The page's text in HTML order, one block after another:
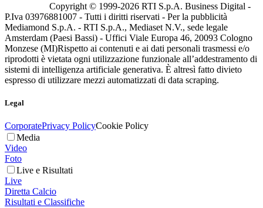
Copyright © 1999-2026 RTI S.p.A. Business Digital -
P.Iva 03976881007 - Tutti i diritti riservati - Per la pubblicità
Mediamond S.p.A. - RTI S.p.A., Mediaset N.V., sede legale
Amsterdam (Paesi Bassi) - Uffici Viale Europa 46, 20093 Cologno
Monzese (MI)Rispetto ai contenuti e ai dati personali trasmessi e/o
riprodotti è vietata ogni utilizzazione funzionale all’addestramento di
sistemi di intelligenza artificiale generativa. È altresì fatto divieto
espresso di utilizzare mezzi automatizzati di data scraping.
Legal
CorporatePrivacy PolicyCookie Policy
Media
Video
Foto
Live e Risultati
Live
Diretta Calcio
Risultati e Classifiche